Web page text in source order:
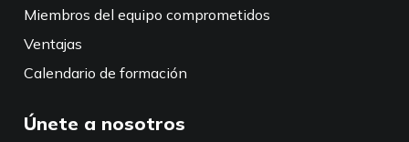
Miembros del equipo comprometidos
Ventajas
Calendario de formación
Únete a nosotros